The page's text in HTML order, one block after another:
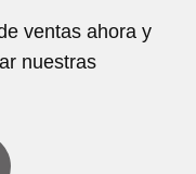
ventas ahora y
nuestras